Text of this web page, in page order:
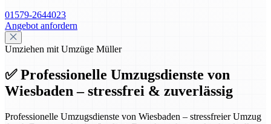
01579-2644023
Angebot anfordern
Umziehen mit Umzüge Müller
✅ Professionelle Umzugsdienste von
Wiesbaden – stressfrei & zuverlässig
Professionelle Umzugsdienste von Wiesbaden – stressfreier Umzug